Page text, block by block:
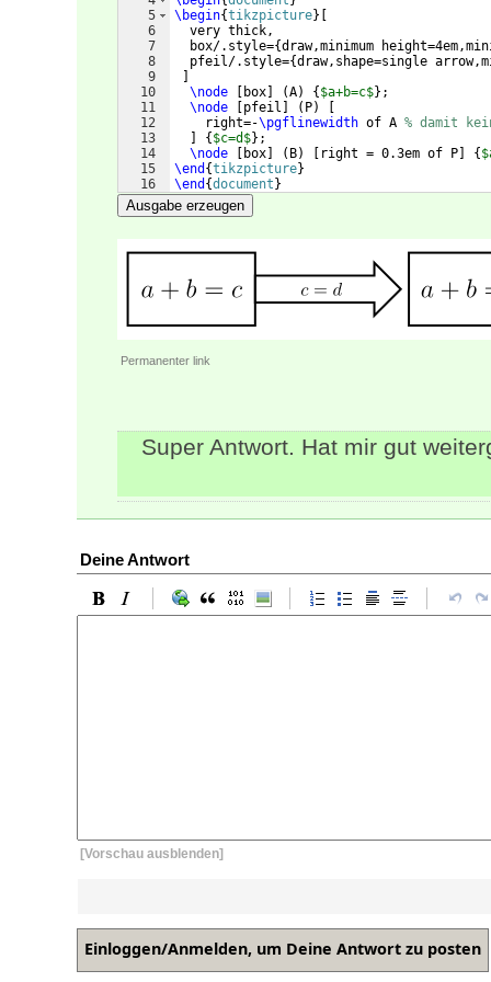
5
6
7
8
9
10
11
12
13
14
15
16
\begin{tikzpicture}
  very thick,
  box/.style=
{draw,minimum
  pfeil/.style=
{draw,shape=single
\node
box (A) { $a+b=c$} ;
\node
pfeil ( P)
    right=-
\pgflinewidth of A % damit
{ $c=d$} ;
\node
box ( B) right = 0.3em of P {
\end {tikzpicture}
\end {document }
Ausgabe erzeugen
Permanenter link
Super Antwort. Hat mir gut
Deine Antwort
[Vorschau ausblenden]